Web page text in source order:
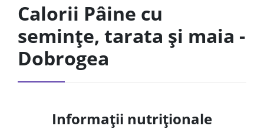
Calorii Pâine cu
semințe, tarata și maia -
Dobrogea
Informații nutriționale